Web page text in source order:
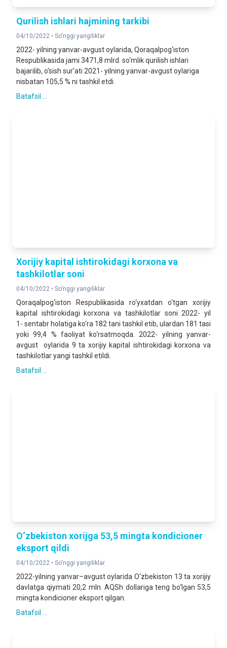
Qurilish ishlari hajmining tarkibi
04/10/2022 • So'nggi yangiliklar
2022- yilning yanvar-avgust oylarida, Qoraqalpog‘iston
Respublikasida jami 3471,8 mlrd. so‘mlik qurilish ishlari
bajarilib, o‘sish sur’ati 2021- yilning yanvar-avgust oylariga
nisbatan 105,5 % ni tashkil etdi.
Batafsil ...
Xorijiy kapital ishtirokidagi korxona va
tashkilotlar soni
04/10/2022 • So'nggi yangiliklar
Qoraqalpog‘iston Respublikasida ro‘yxatdan o‘tgan xorijiy
kapital ishtirokidagi korxona va tashkilotlar soni 2022- yil
1- sentabr holatiga ko‘ra 182 tani tashkil etib, ulardan 181 tasi
yoki 99,4 % faoliyat ko‘rsatmoqda. 2022- yilning yanvar-
avgust oylarida 9 ta xorijiy kapital ishtirokidagi korxona va
tashkilotlar yangi tashkil etildi.
Batafsil ...
O‘zbekiston xorijga 53,5 mingta kondicioner
eksport qildi
04/10/2022 • So'nggi yangiliklar
2022-yilning yanvar–avgust oylarida O‘zbekiston 13 ta xorijiy
davlatga qiymati 20,2 mln. AQSh dollariga teng bo‘lgan 53,5
mingta kondicioner eksport qilgan.
Batafsil ...